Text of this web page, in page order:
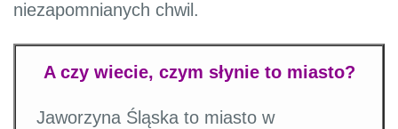
niezapomnianych chwil.
A czy wiecie, czym słynie to miasto?
Jaworzyna Śląska to miasto w